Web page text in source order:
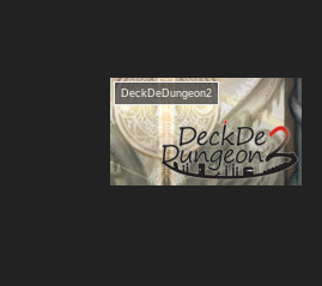
DeckDeDungeon2